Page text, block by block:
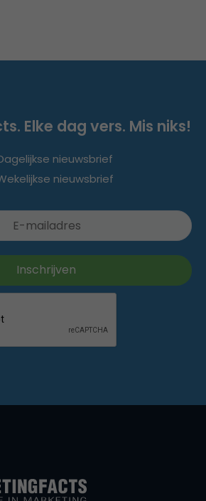
Elke dag vers. Mis niks!
nieuwsbrief
nieuwsbrief